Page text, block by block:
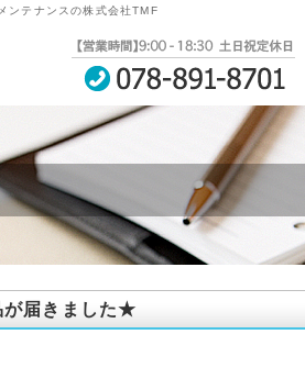
テナンスの株式会社TMF
届きました★